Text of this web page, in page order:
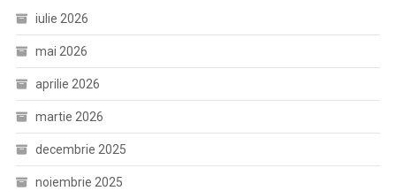
iulie 2026
mai 2026
aprilie 2026
martie 2026
decembrie 2025
noiembrie 2025